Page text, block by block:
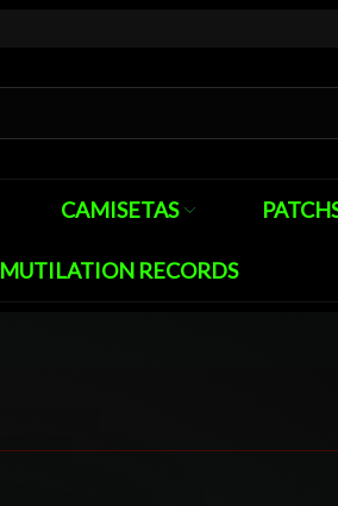
CAMISETAS
MUTILATION RECORDS